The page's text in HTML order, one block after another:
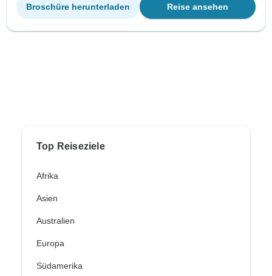
Reise ansehen
Broschüre herunterladen
Top Reiseziele
Afrika
Asien
Australien
Europa
Südamerika